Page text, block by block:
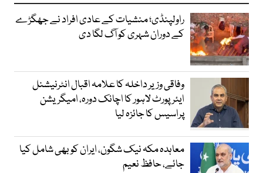
راولپنڈی؛ منشیات کے عادی افراد نے جھگڑے
کے دوران شہری کو آگ لگا دی
وفاقی وزیر داخلہ کا علامہ اقبال انٹرنیشنل
ایئرپورٹ لاہور کا اچانک دورہ، امیگریشن
پراسیس کا جائزہ لیا
معاہدہ مکہ نیک شگون، ایران کو بھی شامل کیا
جائے، حافظ نعیم